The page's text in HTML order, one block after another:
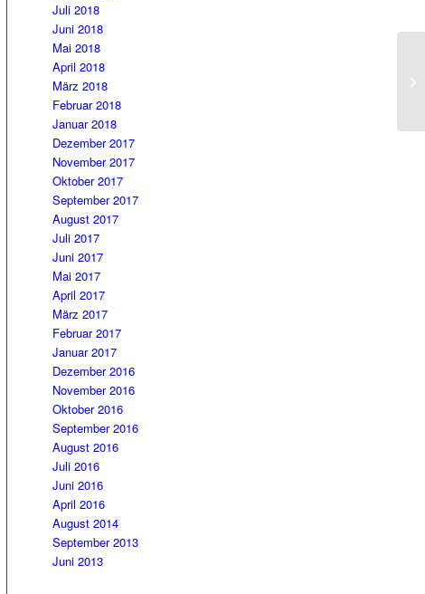
Juli 2018
Juni 2018
Mai 2018
April 2018
März 2018
Februar 2018
Januar 2018
Dezember 2017
November 2017
Oktober 2017
September 2017
August 2017
Juli 2017
Juni 2017
Mai 2017
April 2017
März 2017
Februar 2017
Januar 2017
Dezember 2016
November 2016
Oktober 2016
September 2016
August 2016
Juli 2016
Juni 2016
April 2016
August 2014
September 2013
Juni 2013